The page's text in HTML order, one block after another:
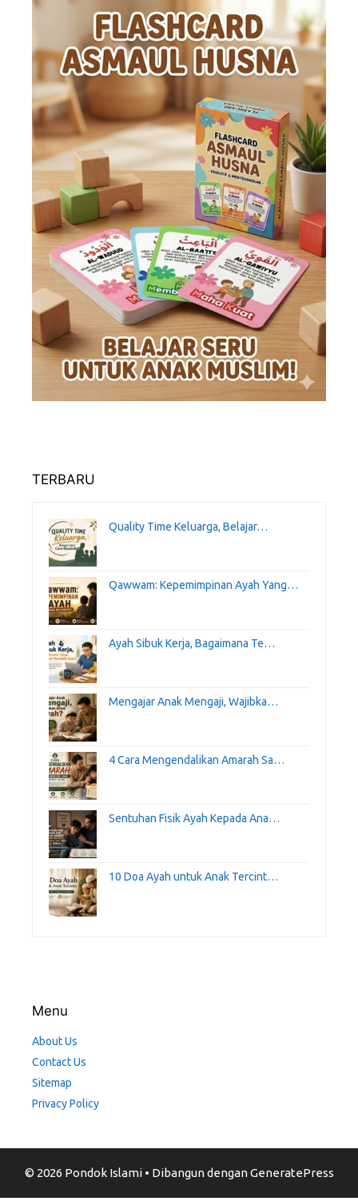
TERBARU
Quality Time Keluarga, Belajar…
Qawwam: Kepemimpinan Ayah Yang…
Ayah Sibuk Kerja, Bagaimana Te…
Mengajar Anak Mengaji, Wajibka…
4 Cara Mengendalikan Amarah Sa…
Sentuhan Fisik Ayah Kepada Ana…
10 Doa Ayah untuk Anak Tercint…
Menu
About Us
Contact Us
Sitemap
Privacy Policy
© 2026 Pondok Islami• Dibangun denganGeneratePress